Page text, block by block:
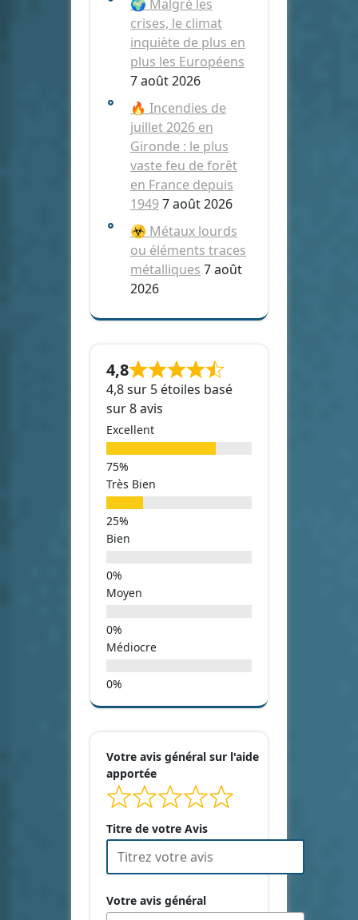
🌍 Malgré les
crises, le climat
inquiète de plus en
plus les Européens
7 août 2026
🔥 Incendies de
juillet 2026 en
Gironde : le plus
vaste feu de forêt
en France depuis
19497 août 2026
☣️ Métaux lourds
ou éléments traces
métalliques 7 août
2026
4,8
4,8 sur 5 étoiles basé
sur 8 avis
Excellent
Très Bien
Bien
Moyen
Médiocre
Votre avis général sur l'aide
apportée
Titre de votre Avis
Votre avis général